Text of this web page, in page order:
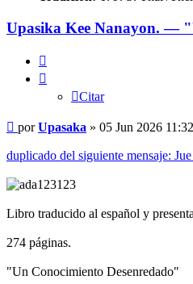
Upasika Kee Nanayon. —
Citar
Mensaje
porUpasaka » 05 Jun 2026 11:32
duplicado del siguiente mensaje:
Libro traducido al español y
274 páginas.
"Un Conocimiento Desenredado"